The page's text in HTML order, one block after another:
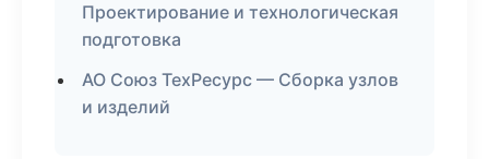
Проектирование и технологическая
подготовка
АО Союз ТехРесурс — Сборка узлов
и изделий